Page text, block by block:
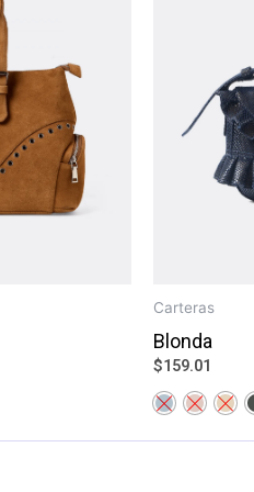
Carteras
Blonda
$159.01